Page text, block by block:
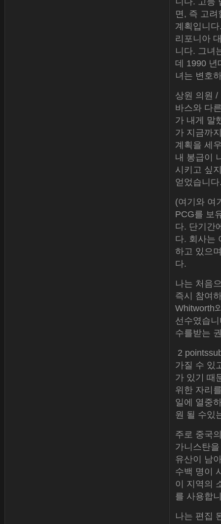
면, 즉 고
계획입니
리포니아
니다. 그녀
데 1990 년
녀는 변호
상원 의원
바스와 다
가 내게 말
가 지금까
계획을 세
내 봉급이
시키고 싶
얻었습니
(여기와 여
PCG를 보
다. 단기간
다. 회사는
하고 있으
다.
나는 처음
즉시 참여
Whitworth
선수였습
수를받는
2
가질 수 있
가 있기 때
위한 자리
일에 열중
원 될 수있
주로 중국
가니스탄
유산이 남
수백 명이
이 지역의
를 사용합
나는 편집